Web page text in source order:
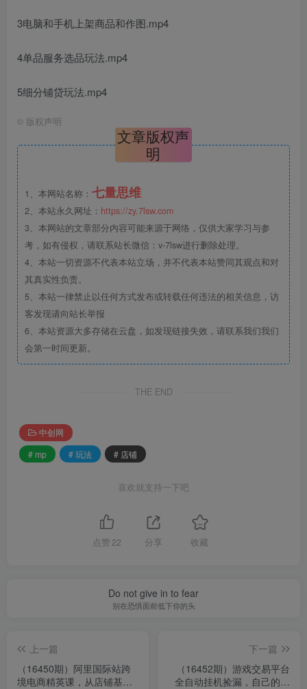
3电脑和手机上架商品和作图.mp4
4单品服务选品玩法.mp4
5细分铺贷玩法.mp4
© 版权声明
文章版权声
明
1、本网站名称： 七量思维
2、本站永久网址： https://zy.7lsw.com
3、本网站的文章部分内容可能来源于网络，仅供大家学习与参
考，如有侵权，请联系站长微信：v-7lsw进行删除处理。
4、本站一切资源不代表本站立场，并不代表本站赞同其观点和对
其真实性负责。
5、本站一律禁止以任何方式发布或转载任何违法的相关信息，访
客发现请向站长举报
6、本站资源大多存储在云盘，如发现链接失效，请联系我们我们
会第一时间更新。
THE END
中创网
# mp
# 玩法 # 店铺
喜欢就支持一下吧
点赞 22 分享 收藏
Do not give in to fear
别在恐惧面前低下你的头
上一篇
（16450期）阿里国际站跨
境电商精英课，从店铺基础
下一篇
（16452期）游戏交易平台
全自动挂机捡漏，自己的手